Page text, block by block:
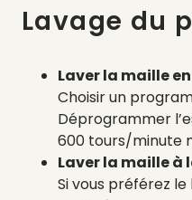
Lavage du
Laver la maille
Choisir un
Déprogrammer
600 tours/minute
Laver la maille à
Si vous préférez